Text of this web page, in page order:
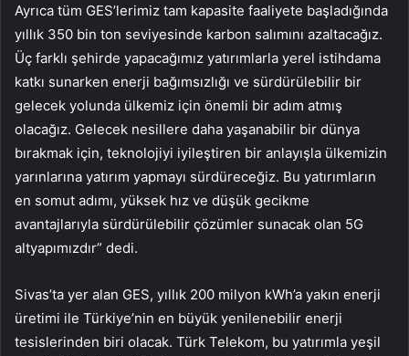
Ayrıca tüm GES’lerimiz tam kapasite faaliyete başladığında
yıllık 350 bin ton seviyesinde karbon salımını azaltacağız.
Üç farklı şehirde yapacağımız yatırımlarla yerel istihdama
katkı sunarken enerji bağımsızlığı ve sürdürülebilir bir
gelecek yolunda ülkemiz için önemli bir adım atmış
olacağız. Gelecek nesillere daha yaşanabilir bir dünya
bırakmak için, teknolojiyi iyileştiren bir anlayışla ülkemizin
yarınlarına yatırım yapmayı sürdüreceğiz. Bu yatırımların
en somut adımı, yüksek hız ve düşük gecikme
avantajlarıyla sürdürülebilir çözümler sunacak olan 5G
altyapımızdır” dedi.
Sivas’ta yer alan GES, yıllık 200 milyon kWh’a yakın enerji
üretimi ile Türkiye’nin en büyük yenilenebilir enerji
tesislerinden biri olacak. Türk Telekom, bu yatırımla yeşil